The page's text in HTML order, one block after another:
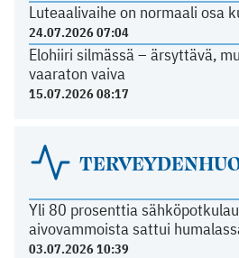
Luteaalivaihe on normaali osa
24.07.2026 07:04
Elohiiri silmässä – ärsyttävä,
vaaraton vaiva
15.07.2026 08:17
Yli 80 prosenttia
aivovammoista sattui
03.07.2026 10:39